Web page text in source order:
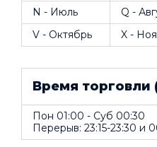
N - Июль
Q -
V - Октябрь
X -
Время торговли
Пон 01:00 - Суб 00:30
Перерыв: 23:15-23:30 и